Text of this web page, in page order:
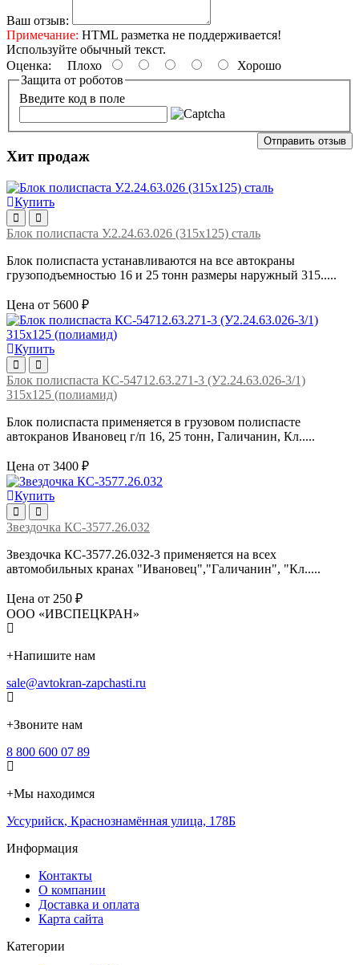
Ваш отзыв:
Примечание: HTML разметка не поддерживается!
Используйте обычный текст.
Оценка: Плохо
Хорошо
Защита от роботов
Введите код в поле
Отправить отзыв
Хит продаж
Купить
Блок полиспаста У.2.24.63.026 (315х125) сталь
Блок полиспаста устанавливаются на все автокраны
грузоподъемностью 16 и 25 тонн размеры наружный 315.....
Цена от 5600 ₽
Купить
Блок полиспаста КС-54712.63.271-3 (У2.24.63.026-3/1)
315х125 (полиамид)
Блок полиспаста применяется в грузовом полиспасте
автокранов Ивановец г/п 16, 25 тонн, Галичанин, Кл.....
Цена от 3400 ₽
Купить
Звездочка КС-3577.26.032
Звездочка КС-3577.26.032-3 применяется на всех
автомобильных кранах "Ивановец","Галичанин", "Кл.....
Цена от 250 ₽
ООО «ИВСПЕЦКРАН»
+Напишите нам
sale@avtokran-zapchasti.ru
+Звоните нам
8 800 600 07 89
+Мы находимся
Уссурийск, Краснознамённая улица, 178Б
Информация
Контакты
О компании
Доставка и оплата
Карта сайта
Категории